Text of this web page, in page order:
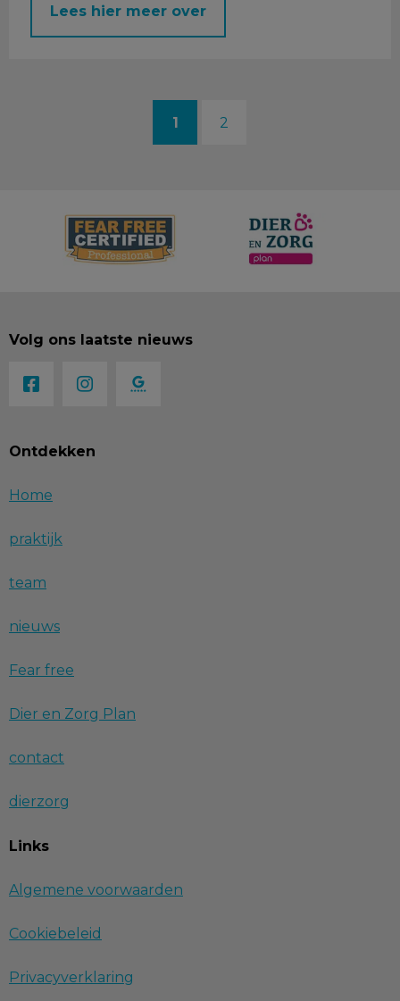
Lees hier meer over
1 2
Ontdekken
Home
praktijk
team
nieuws
Fear free
Dier en Zorg Plan
contact
dierzorg
Links
Algemene voorwaarden
Cookiebeleid
Privacyverklaring
Volg ons laatste nieuws